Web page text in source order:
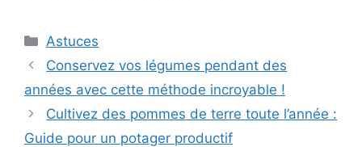
Categories
Astuces
Conservez vos légumes pendant des
années avec cette méthode incroyable !
Cultivez des pommes de terre toute l’année :
Guide pour un potager productif